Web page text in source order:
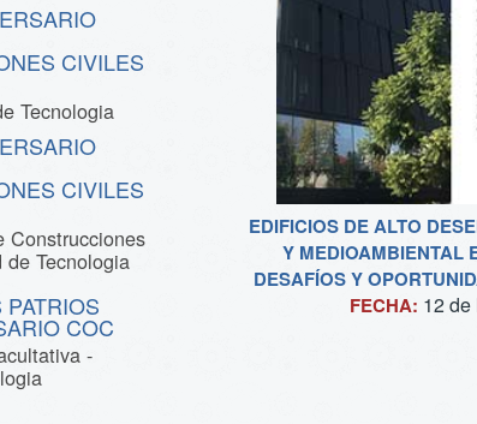
CIVILES
Tecnologia
CIVILES
Construcciones
Tecnologia
COC
-
EDIFICIOS DE ALTO
Y MEDIOAMBIENTAL
DESAFÍOS Y
FECHA: 12 de